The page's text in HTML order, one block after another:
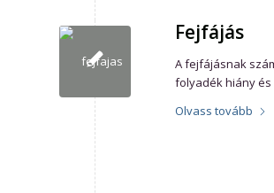
Fejfájás
A fejfájásnak
folyadék hiány
Olvass tovább